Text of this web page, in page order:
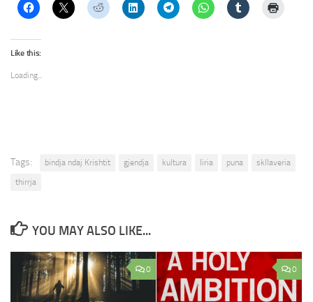
Like this:
Loading...
Tags: bindja ndaj Krishtit gjendja kultura liria puna
skllaveria
thirrja
YOU MAY ALSO LIKE...
0 0